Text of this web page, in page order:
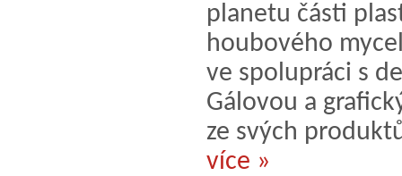
planetu části
houbového
ve spolupráci s
Gálovou a
ze svých
více »